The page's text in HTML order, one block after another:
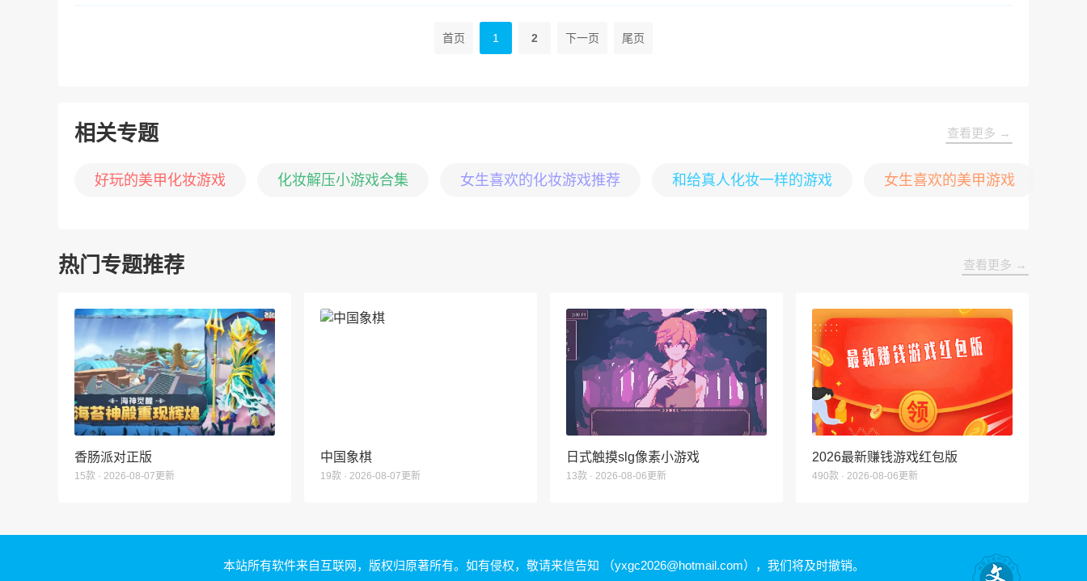
首页 1 2 下一页 尾页
相关专题 查看更多 →
好玩的美甲化妆游戏 化妆解压小游戏合集 女生喜欢的化妆游戏推荐 和给真人化妆一样的游戏 女生喜欢的美甲游戏
热门专题推荐 查看更多 →
香肠派对正版
15款 · 2026-08-07更新
中国象棋
19款 · 2026-08-07更新
日式触摸slg像素小游戏
13款 · 2026-08-06更新
2026最新赚钱游戏红包版
490款 · 2026-08-06更新
本站所有软件来自互联网，版权归原著所有。如有侵权，敬请来信告知 （yxgc2026@hotmail.com） ，我们将及时撤销。